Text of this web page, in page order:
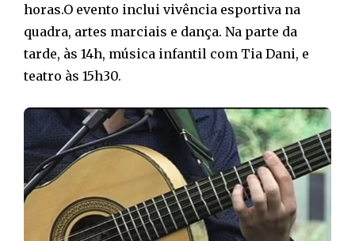
horas.O evento inclui vivência esportiva na
quadra, artes marciais e dança. Na parte da
tarde, às 14h, música infantil com Tia Dani, e
teatro às 15h30.